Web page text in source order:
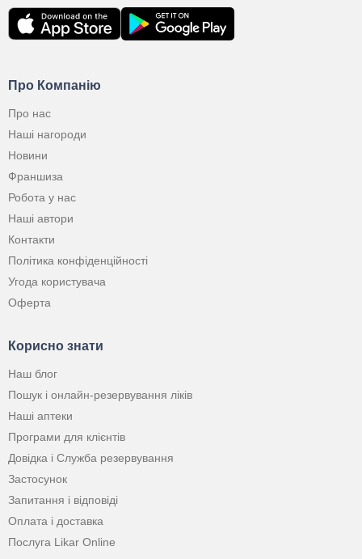
Про Компанію
Про нас
Наші нагороди
Новини
Франшиза
Робота у нас
Наші автори
Контакти
Політика конфіденційності
Угода користувача
Оферта
Корисно знати
Наш блог
Пошук і онлайн-резервування ліків
Наші аптеки
Програми для клієнтів
Довідка і Служба резервування
Застосунок
Запитання і відповіді
Оплата і доставка
Послуга Likar Online